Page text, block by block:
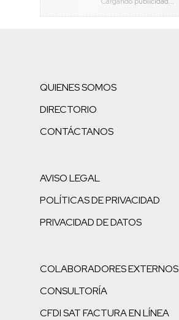
QUIENES SOMOS
DIRECTORIO
CONTÁCTANOS
AVISO LEGAL
POLÍTICAS DE PRIVACIDAD
PRIVACIDAD DE DATOS
COLABORADORES EXTERNOS
CONSULTORÍA
CFDI SAT FACTURA EN LÍNEA